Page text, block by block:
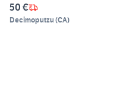
50 €
Decimoputzu(CA)